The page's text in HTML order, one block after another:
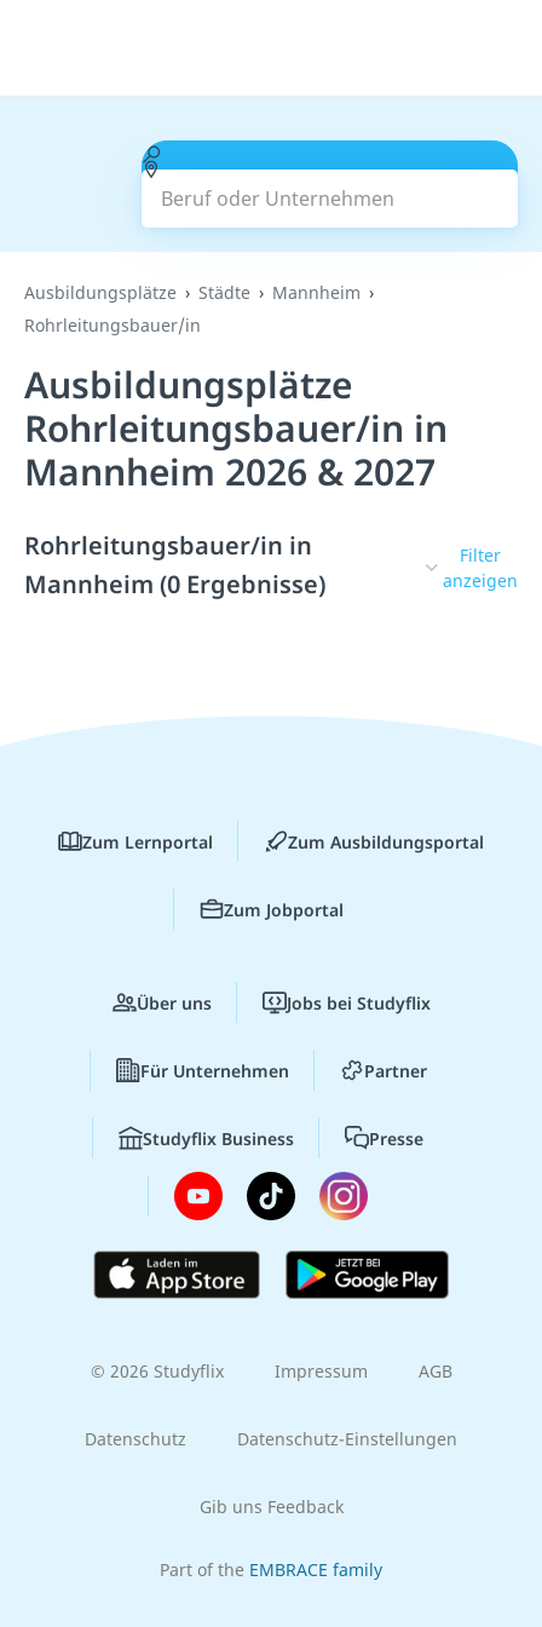
Beruf oder Unternehmen
Suchen
Ausbildungsplätze Städte
Mannheim
Rohrleitungsbauer/in
Ausbildungsplätze
Rohrleitungsbauer/in in
Mannheim 2026 & 2027
Rohrleitungsbauer/in in
Mannheim (0 Ergebnisse)
Filter
anzeigen
Zum Lernportal Zum Ausbildungsportal
Zum Jobportal
Über uns Jobs bei Studyflix
Für Unternehmen Partner
Studyflix Business Presse
© 2026 Studyflix Impressum AGB
Datenschutz Datenschutz-Einstellungen
Gib uns Feedback
Part of the EMBRACE family